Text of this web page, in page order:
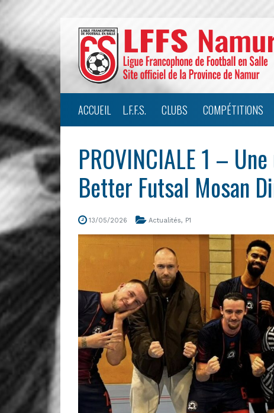
ACCUEIL L.F.F.S. CLUBS COMPÉTITIONS
PROVINCIALE 1 –
Better Futsal Mosan
13/05/2026 Actualités, P1